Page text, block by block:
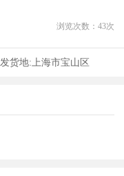
浏览次数： 43次
发货地: 上海市宝山区